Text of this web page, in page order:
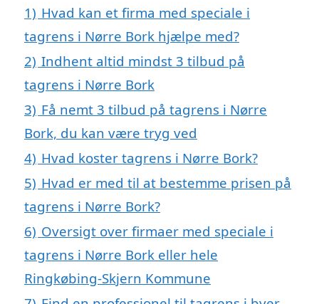
1) Hvad kan et firma med speciale i
tagrens i Nørre Bork hjælpe med?
2) Indhent altid mindst 3 tilbud på
tagrens i Nørre Bork
3) Få nemt 3 tilbud på tagrens i Nørre
Bork, du kan være tryg ved
4) Hvad koster tagrens i Nørre Bork?
5) Hvad er med til at bestemme prisen på
tagrens i Nørre Bork?
6) Oversigt over firmaer med speciale i
tagrens i Nørre Bork eller hele
Ringkøbing-Skjern Kommune